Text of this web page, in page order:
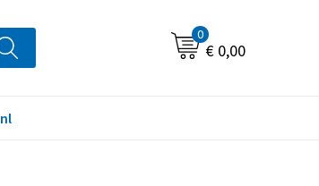
0
€ 0,00